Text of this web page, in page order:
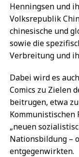
Henningsen und
Volksrepublik
chinesische und
sowie die
Verbreitung und
Dabei wird es
Comics zu Zielen
beitrugen, etwa
Kommunistischen
„neuen
Nationsbildung –
entgegenwirkten.